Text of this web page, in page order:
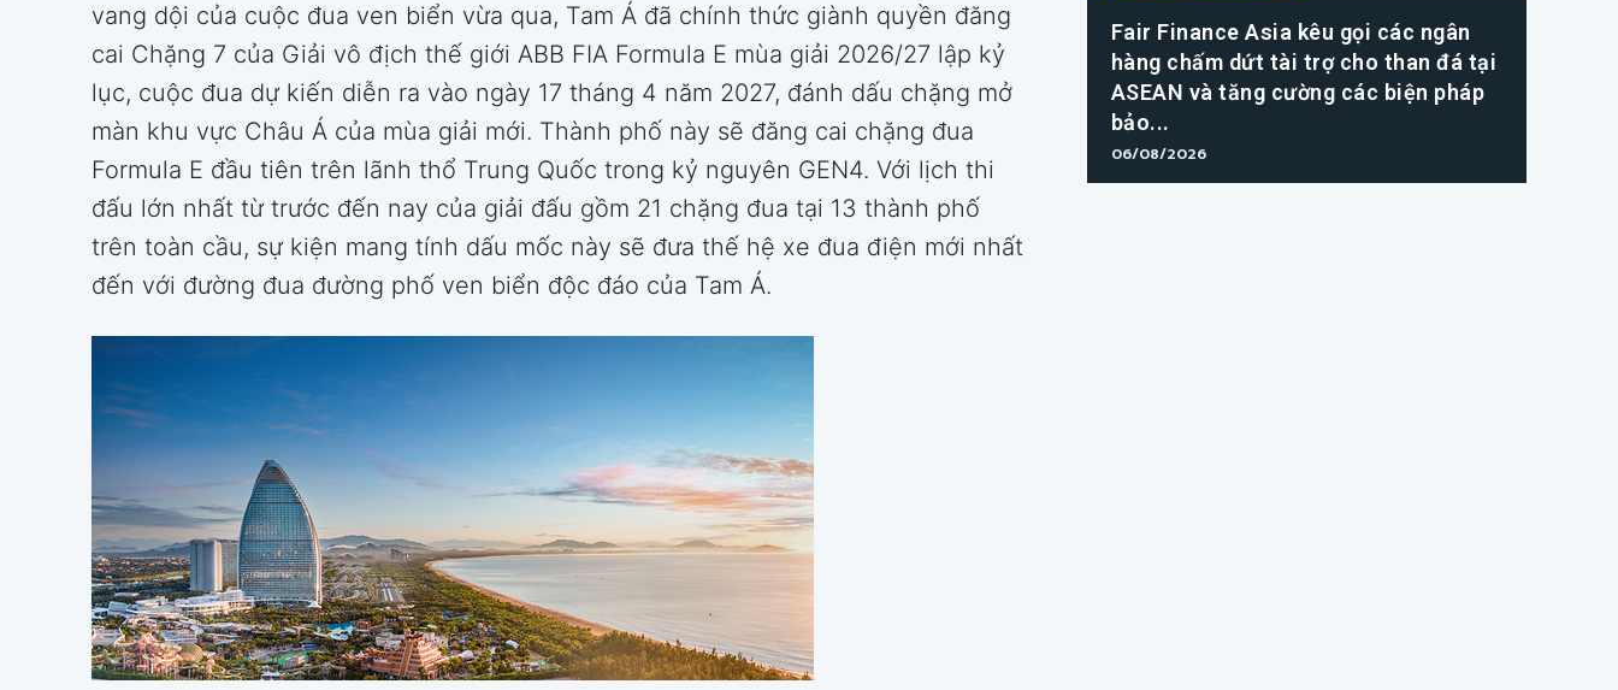
vang dội của cuộc đua ven biển vừa qua, Tam Á đã chính thức giành quyền đăng
cai Chặng 7 của Giải vô địch thế giới ABB FIA Formula E mùa giải 2026/27 lập kỷ
lục, cuộc đua dự kiến diễn ra vào ngày 17 tháng 4 năm 2027, đánh dấu chặng mở
màn khu vực Châu Á của mùa giải mới. Thành phố này sẽ đăng cai chặng đua
Formula E đầu tiên trên lãnh thổ Trung Quốc trong kỷ nguyên GEN4. Với lịch thi
đấu lớn nhất từ trước đến nay của giải đấu gồm 21 chặng đua tại 13 thành phố
trên toàn cầu, sự kiện mang tính dấu mốc này sẽ đưa thế hệ xe đua điện mới nhất
đến với đường đua đường phố ven biển độc đáo của Tam Á.
Fair Finance Asia kêu gọi các ngân
hàng chấm dứt tài trợ cho than đá tại
ASEAN và tăng cường các biện pháp
bảo...
06/08/2026